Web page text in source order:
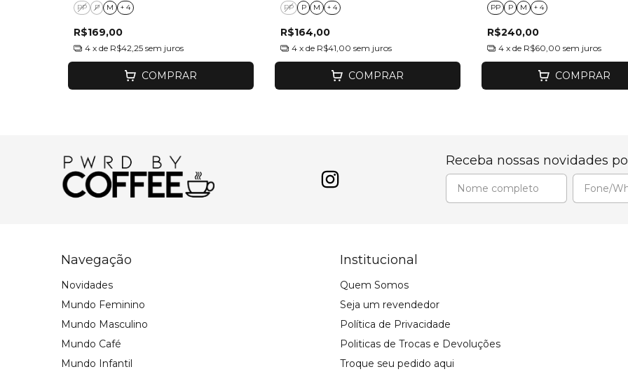
PP P M + 4
R$169,00
4 x de R$42,25 sem juros
COMPRAR
PP P M + 4
R$164,00
4 x de R$41,00 sem juros
COMPRAR
PP P M + 4
R$240,00
4 x de R$60,00 sem juros
COMPRAR
Receba nossas novidades
Navegação
Novidades
Mundo Feminino
Mundo Masculino
Mundo Café
Mundo Infantil
Institucional
Quem Somos
Seja um revendedor
Política de Privacidade
Politicas de Trocas e Devoluções
Troque seu pedido aqui